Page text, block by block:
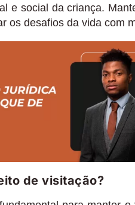
e social da criança.
os desafios da vida com
de visitação?